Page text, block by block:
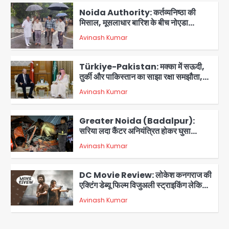
2
Noida Authority: कर्तव्यनिष्ठा की
मिसाल, मूसलाधार बारिश के बीच नोएडा
प्राधिकरण ने संभाला मोर्चा, सेक्टर 105
आरडब्ल्यूए ने जताया आभार
Avinash Kumar
3
Türkiye-Pakistan: मक्का में सऊदी,
तुर्की और पाकिस्तान का साझा रक्षा समझौता,
जानें इसके मायने
Avinash Kumar
4
Greater Noida (Badalpur):
सरिया लदा कैंटर अनियंत्रित होकर घुसा
किराना दुकान में , ड्राइवर की मौत
Avinash Kumar
5
DC Movie Review: लोकेश कनगराज की
एक्टिंग डेब्यू फिल्म विजुअली स्ट्राइकिंग लेकिन
स्क्रीनप्ले में कमजोर, लेकिन कहानी अधूरी रह
गई, 3 स्टार रेटिंग
Avinash Kumar